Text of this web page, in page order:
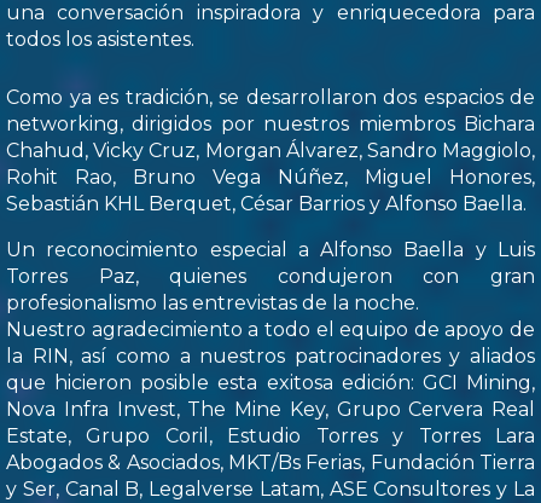
una conversación inspiradora y enriquecedora para
todos los asistentes.
Como ya es tradición, se desarrollaron dos espacios de
networking, dirigidos por nuestros miembros Bichara
Chahud, Vicky Cruz, Morgan Álvarez, Sandro Maggiolo,
Rohit Rao, Bruno Vega Núñez, Miguel Honores,
Sebastián KHL Berquet, César Barrios y Alfonso Baella.
Un reconocimiento especial a Alfonso Baella y Luis
Torres Paz, quienes condujeron con gran
profesionalismo las entrevistas de la noche.
Nuestro agradecimiento a todo el equipo de apoyo de
la RIN, así como a nuestros patrocinadores y aliados
que hicieron posible esta exitosa edición: GCI Mining,
Nova Infra Invest, The Mine Key, Grupo Cervera Real
Estate, Grupo Coril, Estudio Torres y Torres Lara
Abogados & Asociados, MKT/Bs Ferias, Fundación Tierra
y Ser, Canal B, Legalverse Latam, ASE Consultores y La